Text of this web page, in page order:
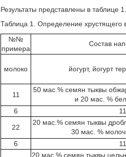
Результаты представлены в таблице 1.
Таблица 1. Определение хрустящего
№№
примера
Состав
молоко йогурт, йогурт
11
50 мас.% семян тыквы
и 20 мас. %
6
11
22
20 мас.% семян тыквы
30 мас. %
6
11
20 мас.% семян тыквы